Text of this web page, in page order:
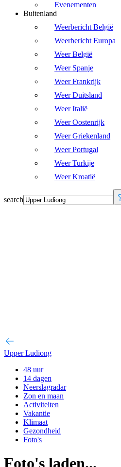
Evenementen
Buitenland
Weerbericht België
Weerbericht Europa
Weer België
Weer Spanje
Weer Frankrijk
Weer Duitsland
Weer Italië
Weer Oostenrijk
Weer Griekenland
Weer Portugal
Weer Turkije
Weer Kroatië
search
Upper Ludiong
48 uur
14 dagen
Neerslagradar
Zon en maan
Activiteiten
Vakantie
Klimaat
Gezondheid
Foto's
Foto's laden...